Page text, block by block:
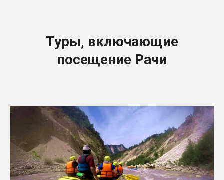
Туры, включающие
посещение Рачи